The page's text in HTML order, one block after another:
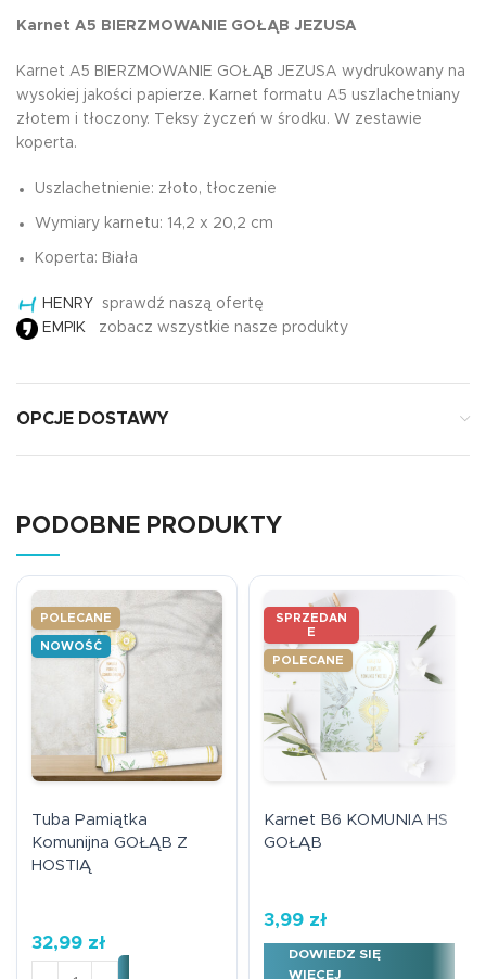
Karnet A5 BIERZMOWANIE GOŁĄB JEZUSA
Karnet A5 BIERZMOWANIE GOŁĄB JEZUSA wydrukowany na
wysokiej jakości papierze. Karnet formatu A5 uszlachetniany
złotem i tłoczony. Teksy życzeń w środku. W zestawie
koperta.
Uszlachetnienie: złoto, tłoczenie
Wymiary karnetu: 14,2 x 20,2 cm
Koperta: Biała
HENRY sprawdź naszą ofertę
EMPIK zobacz wszystkie nasze produkty
OPCJE DOSTAWY
PODOBNE PRODUKTY
POLECANE
NOWOŚĆ
Tuba Pamiątka
Komunijna GOŁĄB Z
HOSTIĄ
32,99 zł
ilość Tuba Pamiątka Komunijna GOŁĄB Z HOSTIĄ
SPRZEDAN
E
POLECANE
Karnet B6 KOMUNIA HS
GOŁĄB
3,99 zł
DOWIEDZ SIĘ
WIĘCEJ